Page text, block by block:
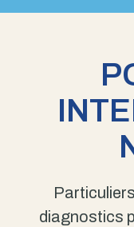
diagnostics